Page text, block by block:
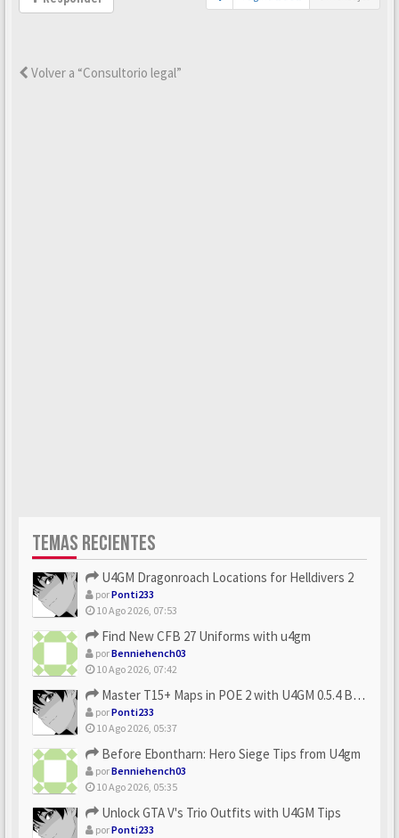
Volver a “Consultorio legal”
TEMAS RECIENTES
U4GM Dragonroach Locations for Helldivers 2
porPonti233
10 Ago 2026, 07:53
Find New CFB 27 Uniforms with u4gm
porBenniehench03
10 Ago 2026, 07:42
Master T15+ Maps in POE 2 with U4GM 0.5.4 Builds
porPonti233
10 Ago 2026, 05:37
Before Ebontharn: Hero Siege Tips from U4gm
porBenniehench03
10 Ago 2026, 05:35
Unlock GTA V's Trio Outfits with U4GM Tips
porPonti233